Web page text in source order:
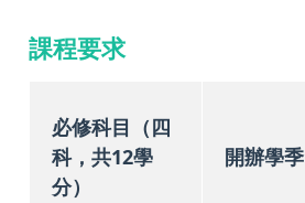
課程要求
必修科目（四
科，共12學
分）
開辦學季